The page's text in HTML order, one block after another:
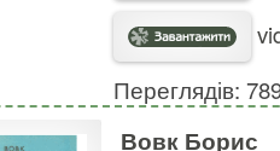
Переглядів:
Вовк Борис